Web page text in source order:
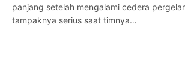
panjang setelah mengalami cedera
tampaknya serius saat timnya…